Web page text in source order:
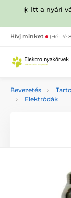
☀️ Itt a nyári
Hívj minket (Hé-Pé
Bevezetés
Elektródák